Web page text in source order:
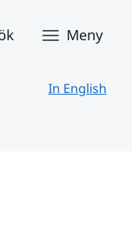
Meny
In English